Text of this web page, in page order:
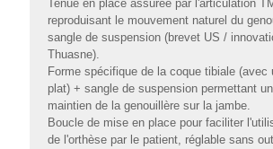
Tenue en place assurée par l'articulation
reproduisant le mouvement naturel du
sangle de suspension (brevet US /
Thuasne).
Forme spécifique de la coque tibiale (avec
plat) + sangle de suspension permettant
maintien de la genouillère sur la jambe.
Boucle de mise en place pour faciliter
de l'orthèse par le patient, réglable sans